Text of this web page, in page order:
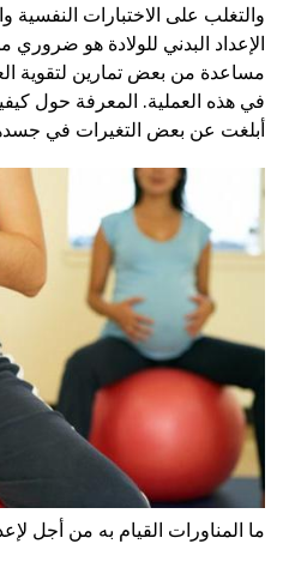
والتغلب على الاختبارات
الإعداد البدني للولادة هو ضروري
مساعدة من بعض تمارين لتقوية
في هذه العملية. المعرفة حول
أبلغت عن بعض التغيرات في
ما المناورات القيام به من أجل